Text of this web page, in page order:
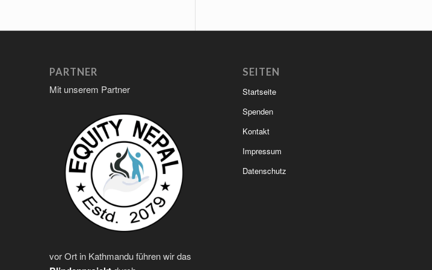
PARTNER
Mit unserem Partner
vor Ort in Kathmandu führen wir das
SEITEN
Startseite
Spenden
Kontakt
Impressum
Datenschutz